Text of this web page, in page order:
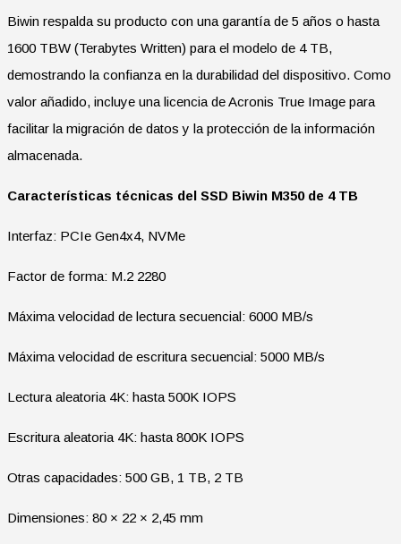
Biwin respalda su producto con una garantía de 5 años o hasta
1600 TBW (Terabytes Written) para el modelo de 4 TB,
demostrando la confianza en la durabilidad del dispositivo. Como
valor añadido, incluye una licencia de Acronis True Image para
facilitar la migración de datos y la protección de la información
almacenada.
Características técnicas del SSD Biwin M350 de 4 TB
Interfaz: PCIe Gen4x4, NVMe
Factor de forma: M.2 2280
Máxima velocidad de lectura secuencial: 6000 MB/s
Máxima velocidad de escritura secuencial: 5000 MB/s
Lectura aleatoria 4K: hasta 500K IOPS
Escritura aleatoria 4K: hasta 800K IOPS
Otras capacidades: 500 GB, 1 TB, 2 TB
Dimensiones: 80 × 22 × 2,45 mm